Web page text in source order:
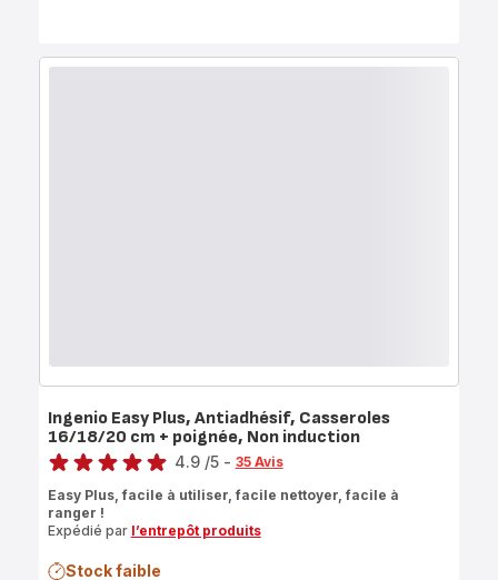
Ingenio Easy Plus, Antiadhésif, Casseroles
16/18/20 cm + poignée, Non induction
Note
4.9 /5 - 35 Avis
Easy Plus, facile à utiliser, facile nettoyer, facile à
ranger !
Expédié par l’entrepôt produits
Stock faible